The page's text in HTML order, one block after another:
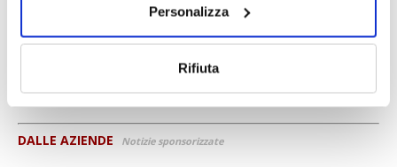
Personalizza
Rifiuta
DALLE AZIENDE Notizie sponsorizzate